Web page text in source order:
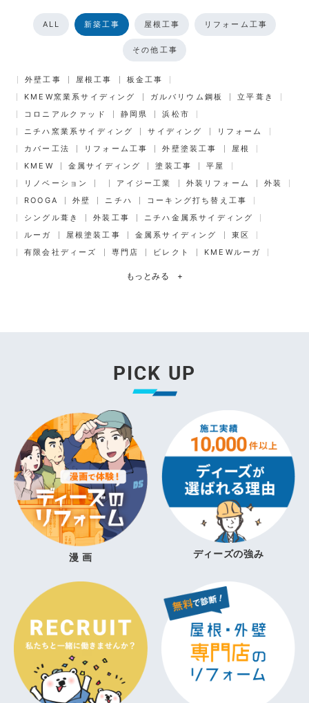
ALL 新築工事 屋根工事 リフォーム工事
その他工事
外壁工事 屋根工事
板金工事
KMEW窯業系サイディング
ガルバリウム鋼板
立平葺き
コロニアルクァッド
静岡県
浜松市
ニチハ窯業系サイディング
サイディング
リフォーム
カバー工法
リフォーム工事 外壁塗装工事
屋根
KMEW
金属サイディング 塗装工事
平屋
リノベーション
アイジー工業 外装リフォーム
外装
ROOGA
外壁 ニチハ
コーキング打ち替え工事
シングル葺き
外装工事
ニチハ金属系サイディング
ルーガ
屋根塗装工事 金属系サイディング
東区
有限会社ディーズ
専門店 ビレクト KMEWルーガ
もっとみる +
PICK UP
漫 画 ディーズの強み